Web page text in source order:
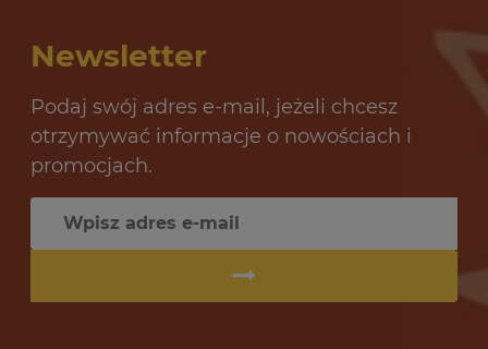
Newsletter
Podaj swój adres e-mail, jeżeli chcesz
otrzymywać informacje o nowościach i
promocjach.